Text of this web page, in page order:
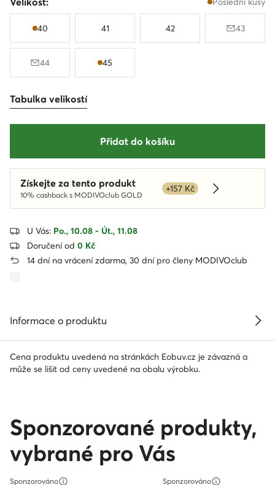
40 41 42 43
44 45
Tabulka velikostí
Přidat do košíku
Získejte za tento produkt
10% cashback s MODIVOclub GOLD
+157 Kč
Dowiedz się
U Vás: Po., 10.08 - Út., 11.08
Doručení od 0 Kč
14 dní na vrácení zdarma, 30 dní pro členy MODIVOclub
Informace o produktu
Cena produktu uvedená na stránkách Eobuv.cz je závazná a
může se lišit od ceny uvedené na obalu výrobku.
Sponzorované produkty,
vybrané pro Vás
Sponzorováno Sponzorováno